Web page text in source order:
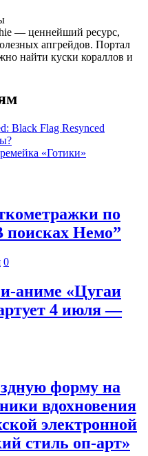
— ценнейший ресурс,
апгрейдов. Портал
найти куски кораллов и
Black Flag Resynced
«Готики»
по
поисках Немо”
0
аниме «Цугаи
4 июля —
форму на
вдохновения
электронной
стиль оп-арт»